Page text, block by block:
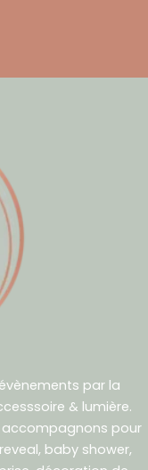
par la
& lumière.
accompagnons pour
baby shower,